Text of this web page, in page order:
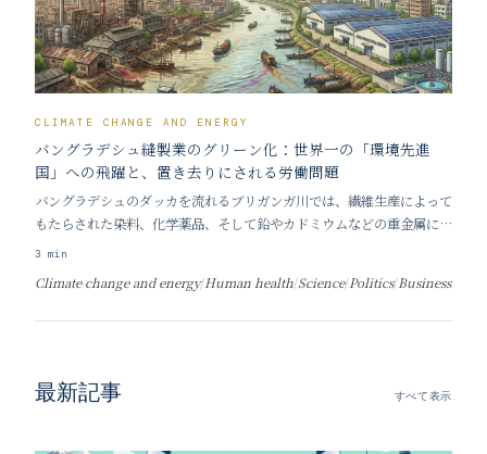
CLIMATE CHANGE AND ENERGY
バングラデシュ縫製業のグリーン化：世界一の「環境先進
国」への飛躍と、置き去りにされる労働問題
バングラデシュのダッカを流れるブリガンガ川では、繊維生産によって
もたらされた染料、化学薬品、そして鉛やカドミウムなどの重金属によ
る汚染が常態化している。これは、バングラデシュの縫製部門がもたら
縫製工場ビル「ラナ・プラザ」が崩壊し、
3 min
Climate change and energy/Human health/Science/Politics/Business
最新記事 すべて表示